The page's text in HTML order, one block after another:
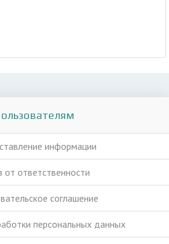
информации
от ответственности
соглашение
персональных данных